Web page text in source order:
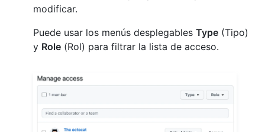
modificar.
Puede usar los menús desplegables Type (Tipo)
y Role (Rol) para filtrar la lista de acceso.